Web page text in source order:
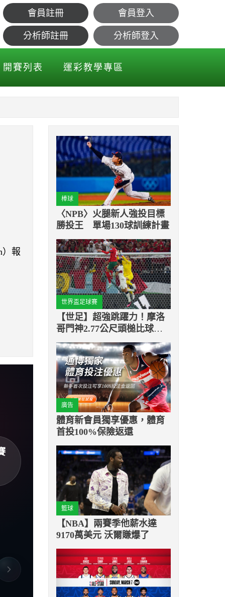
會員註冊 會員登入
分析師註冊 分析師登入
開賽列表 運彩教學專區
）報
棒球
〈NPB〉火腿新人強投目標
勝投王 單場130球訓練計畫
世界盃足球賽
【世足】超強跳躍力！摩洛
哥門神2.77公尺頭槌比球門
還高！
廣告
體育新會員獨享優惠，體育
首投100%保險返還
籃球
【NBA】兩賽季他薪水達
9170萬美元 沃爾賺爆了